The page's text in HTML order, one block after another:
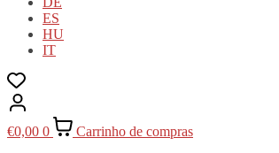
ES
HU
IT
€0,00 0
Carrinho de compras